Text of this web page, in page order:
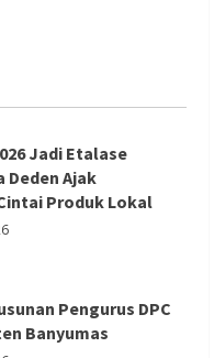
Jadi Etalase
Deden Ajak
Produk Lokal
Pengurus DPC
Banyumas